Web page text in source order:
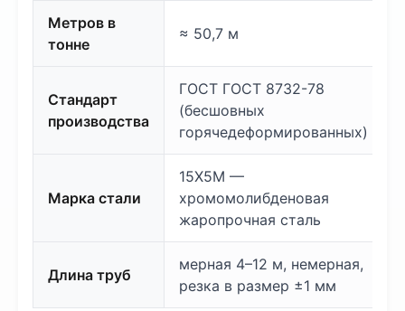
Метров в
тонне
≈ 50,7 м
Стандарт
производства
ГОСТ ГОСТ 8732-78
(бесшовных
горячедеформированных)
Марка стали
15Х5М —
хромомолибденовая
жаропрочная сталь
Длина труб
мерная 4–12 м, немерная,
резка в размер ±1 мм